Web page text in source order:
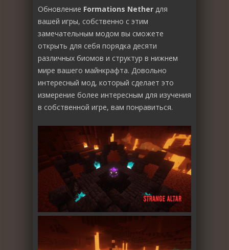
Обновление Formations Nether для
вашей игры, собственно с этим
замечательным модом вы сможете
открыть для себя порядка десяти
различных биомов и структур в нижнем
мире вашего майнкрафта. Довольно
интересный мод, который сделает это
измерение более интересным для изучения
в собственной игре, вам понравиться.